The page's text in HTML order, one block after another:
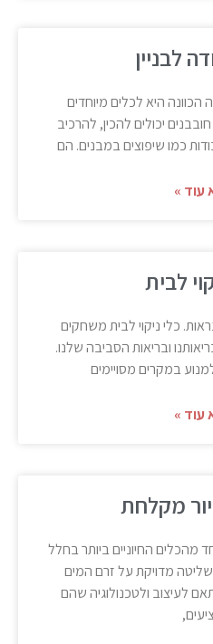
לבניין
היא לכלים מיוחדים
יכולים להכין, להרכיב
כמו שיפוצים במבנים. הם
עוד »
לבית
כלי ניקוי לבית משחקים
ובריאות הסביבה שלנו.
במקרים מסויימים
עוד »
מקלחת
מהכלים החיוניים ביותר בחלל
מדויקת על זרם המים
לעיצוב ולטכנולוגיה שהם